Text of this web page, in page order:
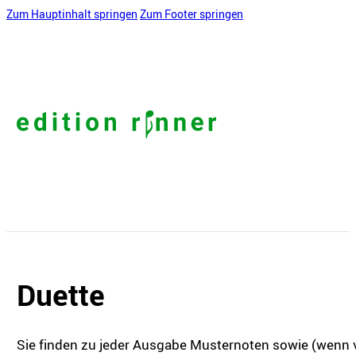
Zum Hauptinhalt springen Zum Footer springen
Duette
Sie finden zu jeder Ausgabe Musternoten sowie